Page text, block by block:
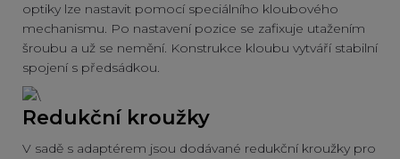
optiky lze nastavit pomocí speciálního kloubového
mechanismu. Po nastavení pozice se zafixuje utažením
šroubu a už se nemění. Konstrukce kloubu vytváří stabilní
spojení s předsádkou.
Redukční kroužky
V sadě s adaptérem jsou dodávané redukční kroužky pro